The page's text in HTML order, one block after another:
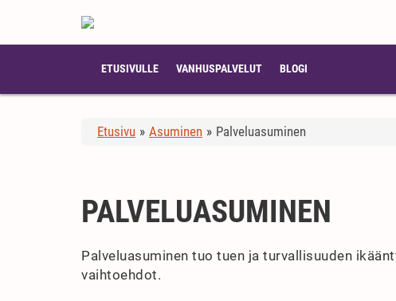
ETUSIVULLE VANHUSPALVELUT BLOGI
Etusivu » Asuminen » Palveluasuminen
PALVELUASUMINEN
Palveluasuminen tuo tuen ja turvallisuuden
vaihtoehdot.